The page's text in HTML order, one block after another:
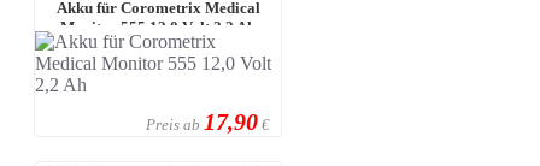
Akku für Corometrix Medical
Monitor 555 12,0 Volt 2,2 Ah
Preis ab 17,90 €